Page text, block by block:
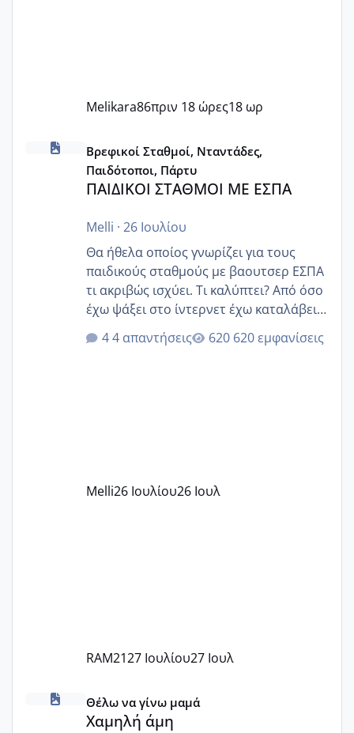
Melikara86πριν 18 ώρες18 ωρ
ΠΑΙΔΙΚΟΙ ΣΤΑΘΜΟΙ ΜΕ ΕΣΠΑ
Βρεφικοί Σταθμοί, Νταντάδες,
Παιδότοποι, Πάρτυ
ΠΑΙΔΙΚΟΙ ΣΤΑΘΜΟΙ ΜΕ ΕΣΠΑ
Melli · 26 Ιουλίου
Θα ήθελα οποίος γνωρίζει για τους
παιδικούς σταθμούς με βαουτσερ ΕΣΠΑ
τι ακριβώς ισχύει. Τι καλύπτει? Από όσο
έχω ψάξει στο ίντερνετ έχω καταλάβει
ότι το βαουτσερ καλύπτει όλα τα
δίδακτρα και τα τροφεια του ιδιωτικού
Εγώ πήγα σε έναν ιδιωτικό παιδικό στ
4 απαντήσεις 620 εμφανίσεις
Melli26 Ιουλίου26 Ιουλ
RAM2127 Ιουλίου27 Ιουλ
Χαμηλή άμη
Θέλω να γίνω μαμά
Χαμηλή άμη